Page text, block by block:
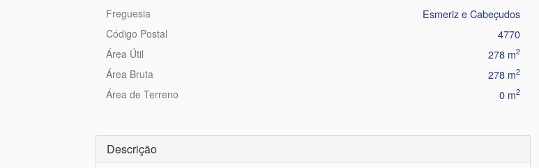
Freguesia Esmeriz e Cabeçudos
Código Postal 4770
Área Útil 278 m2
Área Bruta 278 m2
Área de Terreno 0 m2
Descrição